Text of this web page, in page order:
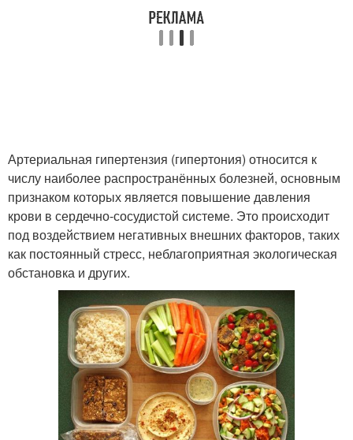
Артериальная гипертензия (гипертония) относится к
числу наиболее распространённых болезней, основным
признаком которых является повышение давления
крови в сердечно-сосудистой системе. Это происходит
под воздействием негативных внешних факторов, таких
как постоянный стресс, неблагоприятная экологическая
обстановка и других.